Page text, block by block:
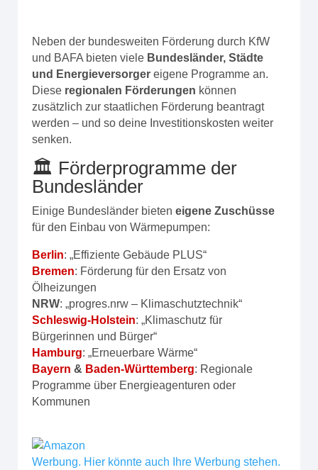
Neben der bundesweiten Förderung durch KfW
und BAFA bieten viele Bundesländer, Städte
und Energieversorger eigene Programme an.
Diese regionalen Förderungen können
zusätzlich zur staatlichen Förderung beantragt
werden – und so deine Investitionskosten weiter
senken.
🏛️ Förderprogramme der
Bundesländer
Einige Bundesländer bieten eigene Zuschüsse
für den Einbau von Wärmepumpen:
Berlin: „Effiziente Gebäude PLUS“
Bremen: Förderung für den Ersatz von
Ölheizungen
NRW: „progres.nrw – Klimaschutztechnik“
Schleswig-Holstein: „Klimaschutz für
Bürgerinnen und Bürger“
Hamburg: „Erneuerbare Wärme“
Bayern & Baden-Württemberg: Regionale
Programme über Energieagenturen oder
Kommunen
Werbung. Hier könnte auch Ihre Werbung stehen.